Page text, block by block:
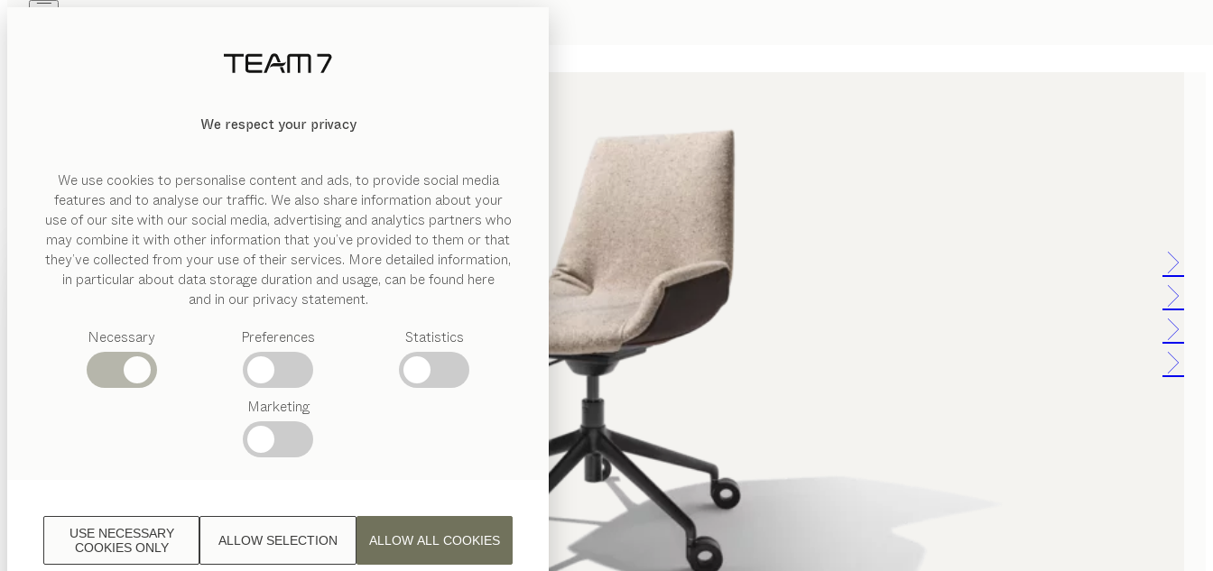
We respect your privacy
We use cookies to personalise content and ads, to provide social media
features and to analyse our traffic. We also share information about your
use of our site with our social media, advertising and analytics partners who
may combine it with other information that you’ve provided to them or that
they’ve collected from your use of their services. More detailed information,
in particular about data storage duration and usage, can be found here
and in our privacy statement.
Necessary
Preferences Statistics
Marketing
USE NECESSARY
COOKIES ONLY
ALLOW SELECTION ALLOW ALL COOKIES
Esstische
Küchen
Regale
Betten
Interior
Design
TEAM
7 Welt
PRODUKTE
ÜBER UNS
HÄNDLER